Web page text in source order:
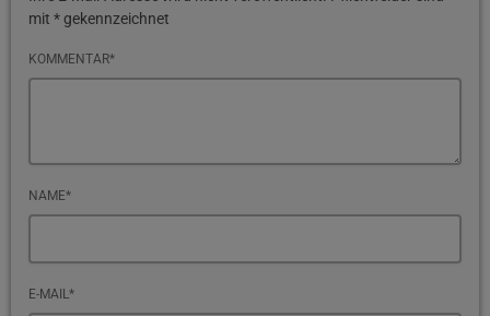
mit * gekennzeichnet
KOMMENTAR*
NAME*
E-MAIL*